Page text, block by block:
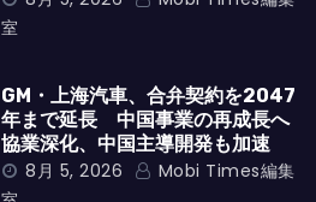
室
GM・上海汽車、合弁契約を2047
年まで延長 中国事業の再成長へ
協業深化、中国主導開発も加速
8月 5, 2026
Mobi Times編集